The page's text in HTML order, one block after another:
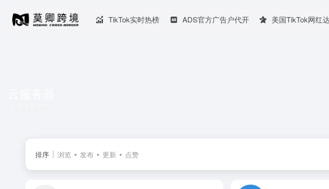
TikTok实时热榜 ADS官方广告户代开 美国TikTok网红
排序 浏览 发布 更新 点赞